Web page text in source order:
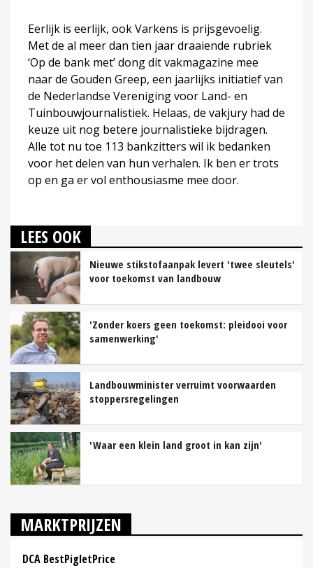
Eerlijk is eerlijk, ook Varkens is prijsgevoelig.
Met de al meer dan tien jaar draaiende rubriek
‘Op de bank met’ dong dit vakmagazine mee
naar de Gouden Greep, een jaarlijks initiatief van
de Nederlandse Vereniging voor Land- en
Tuinbouwjournalistiek. Helaas, de vakjury had de
keuze uit nog betere journalistieke bijdragen.
Alle tot nu toe 113 bankzitters wil ik bedanken
voor het delen van hun verhalen. Ik ben er trots
op en ga er vol enthousiasme mee door.
LEES OOK
Nieuwe stikstofaanpak levert 'twee sleutels'
voor toekomst van landbouw
'Zonder koers geen toekomst: pleidooi voor
samenwerking'
Landbouwminister verruimt voorwaarden
stoppersregelingen
'Waar een klein land groot in kan zijn'
MARKTPRIJZEN
DCA BestPigletPrice